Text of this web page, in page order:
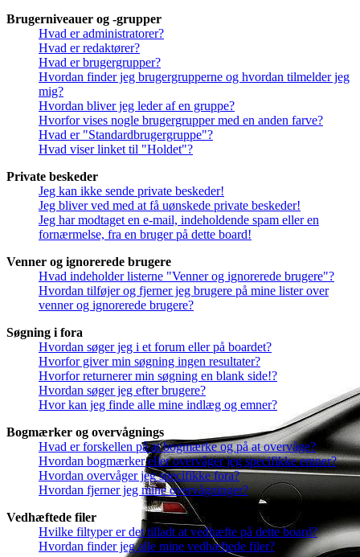
Brugerniveauer og -grupper
Hvad er administratorer?
Hvad er redaktører?
Hvad er brugergrupper?
Hvordan finder jeg brugergrupperne og hvordan tilmelder jeg
mig?
Hvordan bliver jeg leder af en gruppe?
Hvorfor vises nogle brugergrupper med en anden farve?
Hvad er "Standardbrugergruppe"?
Hvad viser linket til "Holdet"?
Private beskeder
Jeg kan ikke sende private beskeder!
Jeg bliver ved med at få uønskede private beskeder!
Jeg har modtaget en e-mail, indeholdende spam eller en
fornærmelse, fra en bruger på dette board!
Venner og ignorerede brugere
Hvad indeholder listerne "Venner og ignorerede brugere"?
Hvordan tilføjer og fjerner jeg brugere på mine lister over
venner og ignorerede brugere?
Søgning i fora
Hvordan søger jeg i et forum eller på boardet?
Hvorfor giver min søgning ingen resultater?
Hvorfor returnerer min søgning en blank side!?
Hvordan søger jeg efter brugere?
Hvor kan jeg finde alle mine indlæg og emner?
Bogmærker og overvågnings
Hvad er forskellen på at bogmærke og på at overvåge?
Hvordan bogmærker eller overvåger jeg specifikke emner?
Hvordan overvåger jeg specifikke fora?
Hvordan fjerner jeg mine overvågninger?
Vedhæftede filer
Hvilke filtyper er det tilladt at vedhæfte på dette board?
Hvordan finder jeg alle mine vedhæftede filer?